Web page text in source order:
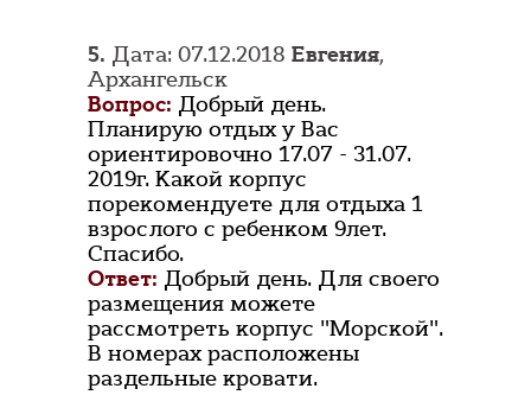
5. Дата: 07.12.2018 Евгения,
Архангельск
Вопрос: Добрый день.
Планирую отдых у Вас
ориентировочно 17.07 - 31.07.
2019г. Какой корпус
порекомендуете для отдыха 1
взрослого с ребенком 9лет.
Спасибо.
Ответ: Добрый день. Для своего
размещения можете
рассмотреть корпус "Морской".
В номерах расположены
раздельные кровати.